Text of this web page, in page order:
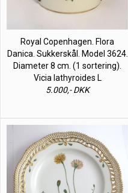
Royal Copenhagen. Flora
Danica. Sukkerskål. Model 3624.
Diameter 8 cm. (1 sortering).
Vicia lathyroides L
5.000,- DKK